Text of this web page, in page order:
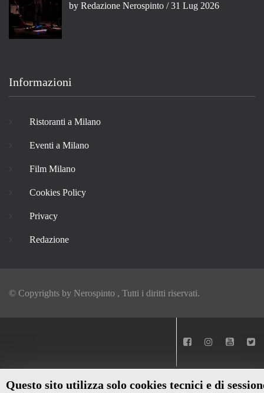
Questo sito utilizza solo cookies tecnici e di
by Redazione Nerospinto / 31 Lug 2026
Informazioni
Ristoranti a Milano
Eventi a Milano
Film Milano
Cookies Policy
Privacy
Redazione
© Copyrights by Nerospinto , Tutti i diritti riservati.